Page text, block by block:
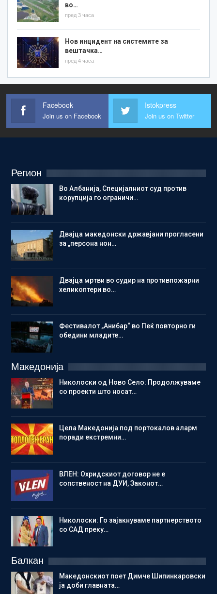
во…
пред 3 часа
Нов инцидент на системите за
вештачка…
пред 4 часа
Facebook
Join us on Facebook
Istokpress
Join us on Twitter
Регион
Во Албанија, Специјалниот суд против
корупција го ограничи…
Двајца македонски државјани прогласени
за „персона нон…
Двајца мртви во судир на противпожарни
хеликоптери во…
Фестивалот „Анибар“ во Пеќ повторно ги
обедини младите…
Македонија
Николоски од Ново Село: Продолжуваме
со проекти што носат…
Цела Македонија под портокалов аларм
поради екстремни…
ВЛЕН: Охридскиот договор не е
сопственост на ДУИ, Законот…
Николоски: Го зајакнуваме партнерството
со САД преку…
Балкан
Македонскиот поет Димче Шипинкаровски
ја доби главната…